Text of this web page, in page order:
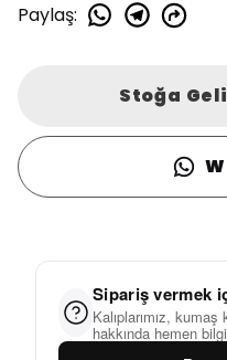
Paylaş:
Stoğa
Sipariş vermek
Kalıplarımız,
hakkında hemen